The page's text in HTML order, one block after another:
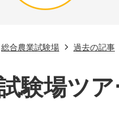
総合農業試験場 過去の記事
験場ツ